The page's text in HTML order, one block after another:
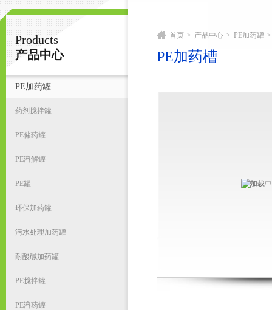
宁波君益塑业有限公司
Products
产品中心
PE加药罐
药剂搅拌罐
PE储药罐
PE溶解罐
PE罐
环保加药罐
污水处理加药罐
耐酸碱加药罐
PE搅拌罐
PE溶药罐
首页 > 产品中心 > PE加药罐 >
PE加药槽